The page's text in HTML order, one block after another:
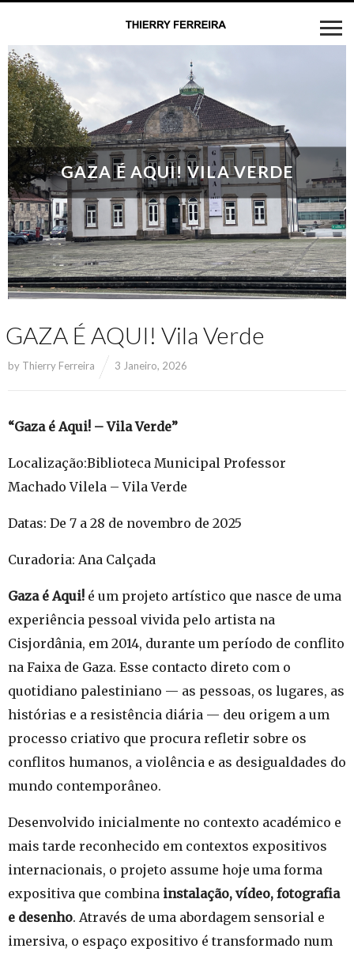
GAZA É AQUI! VILA VERDE
GAZA É AQUI! Vila Verde
by Thierry Ferreira 3 Janeiro, 2026
“Gaza é Aqui! – Vila Verde”
Localização:Biblioteca Municipal Professor
Machado Vilela – Vila Verde
Datas: De 7 a 28 de novembro de 2025
Curadoria: Ana Calçada
Gaza é Aqui! é um projeto artístico que nasce de uma
experiência pessoal vivida pelo artista na
Cisjordânia, em 2014, durante um período de conflito
na Faixa de Gaza. Esse contacto direto com o
quotidiano palestiniano — as pessoas, os lugares, as
histórias e a resistência diária — deu origem a um
processo criativo que procura refletir sobre os
conflitos humanos, a violência e as desigualdades do
mundo contemporâneo.
Desenvolvido inicialmente no contexto académico e
mais tarde reconhecido em contextos expositivos
internacionais, o projeto assume hoje uma forma
expositiva que combina instalação, vídeo, fotografia
e desenho. Através de uma abordagem sensorial e
imersiva, o espaço expositivo é transformado num